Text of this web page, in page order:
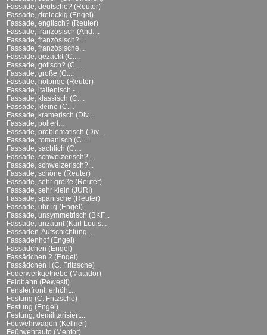
Fassade, deutsche? (Reuter)
Fassade, dreieckig (Engel)
Fassade, englisch? (Reuter)
Fassade, französisch (And....
Fassade, französisch?...
Fassade, französische...
Fassade, gezackt (C....
Fassade, gotisch? (C....
Fassade, große (C....
Fassade, holprige (Reuter)
Fassade, italienisch -...
Fassade, klassisch (C....
Fassade, kleine (C....
Fassade, kramerisch (Div....
Fassade, poliert...
Fassade, problematisch (Div....
Fassade, romanisch (C....
Fassade, sachlich (C....
Fassade, schweizerisch?...
Fassade, schweizerisch?...
Fassade, schöne (Reuter)
Fassade, sehr große (Reuter)
Fassade, sehr klein (JURI)
Fassade, spanische (Reuter)
Fassade, uhr-ig (Engel)
Fassade, unsymmetrisch (BKF...
Fassade, unzäunt (Karl Louis...
Fassaden-Aufschichtung...
Fassadenhof (Engel)
Fassädchen (Engel)
Fassädchen 2 (Engel)
Fassädchen I (C. Fritzsche)
Federwerkgetriebe (Matador)
Feldbahn (Pewesti)
Fensterfront, erhöht...
Festung (C. Fritzsche)
Festung (Engel)
Festung, demilitarisiert...
Feuwehrwagen (Kellner)
Feürwehrauto (Mentor)